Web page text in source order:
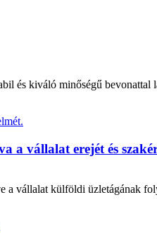
és kiváló minőségű bevonattal
a vállalat erejét és
a vállalat külföldi üzletágának